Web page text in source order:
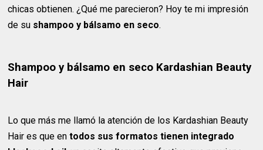
chicas obtienen. ¿Qué me parecieron? Hoy te mi impresión
de su shampoo y bálsamo en seco.
Shampoo y bálsamo en seco Kardashian Beauty
Hair
Lo que más me llamó la atención de los Kardashian Beauty
Hair es que entodos sus formatos tienen integrado